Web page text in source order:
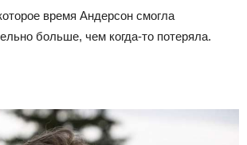
время Андерсон смогла
больше, чем когда-то потеряла.